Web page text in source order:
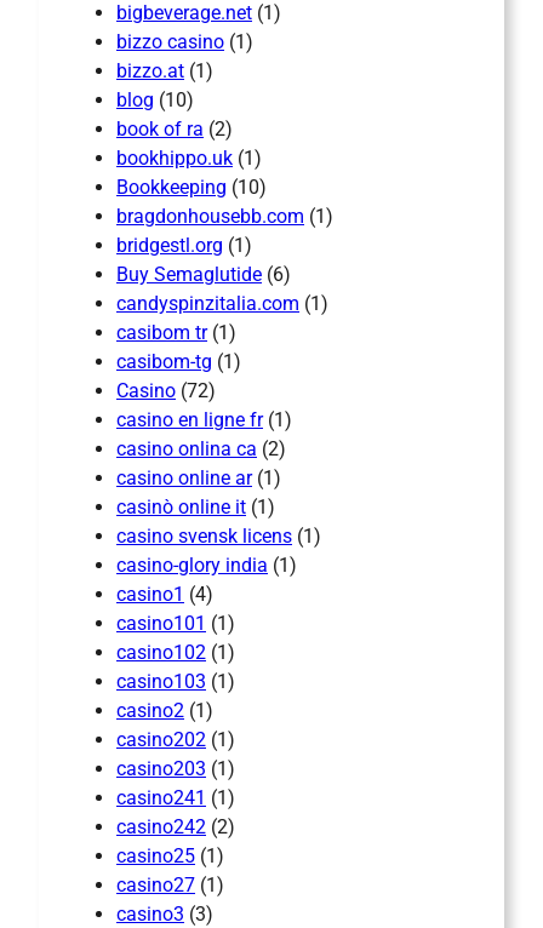
bigbeverage.net (1)
bizzo casino (1)
bizzo.at (1)
blog (10)
book of ra (2)
bookhippo.uk (1)
Bookkeeping (10)
bragdonhousebb.com (1)
bridgestl.org (1)
Buy Semaglutide (6)
candyspinzitalia.com (1)
casibom tr(1)
casibom-tg (1)
Casino (72)
casino en ligne fr(1)
casino onlina ca (2)
casino online ar(1)
casinò online it (1)
casino svensk licens (1)
casino-glory india (1)
casino1 (4)
casino101 (1)
casino102 (1)
casino103 (1)
casino2 (1)
casino202 (1)
casino203 (1)
casino241 (1)
casino242 (2)
casino25 (1)
casino27 (1)
casino3 (3)